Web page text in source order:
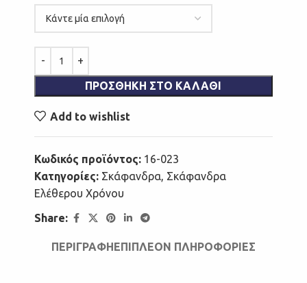
ΠΡΟΣΘΉΚΗ ΣΤΟ ΚΑΛΆΘΙ
Add to wishlist
Κωδικός προϊόντος: 16-023
Κατηγορίες: Σκάφανδρα, Σκάφανδρα
Ελέθερου Χρόνου
Share:
ΠΕΡΙΓΡΑΦΉΕΠΙΠΛΈΟΝ ΠΛΗΡΟΦΟΡΊΕΣ